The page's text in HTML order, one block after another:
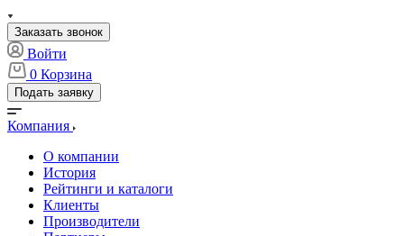
Заказать звонок
Войти
0 Корзина
Подать заявку
Компания
О компании
История
Рейтинги и каталоги
Клиенты
Производители